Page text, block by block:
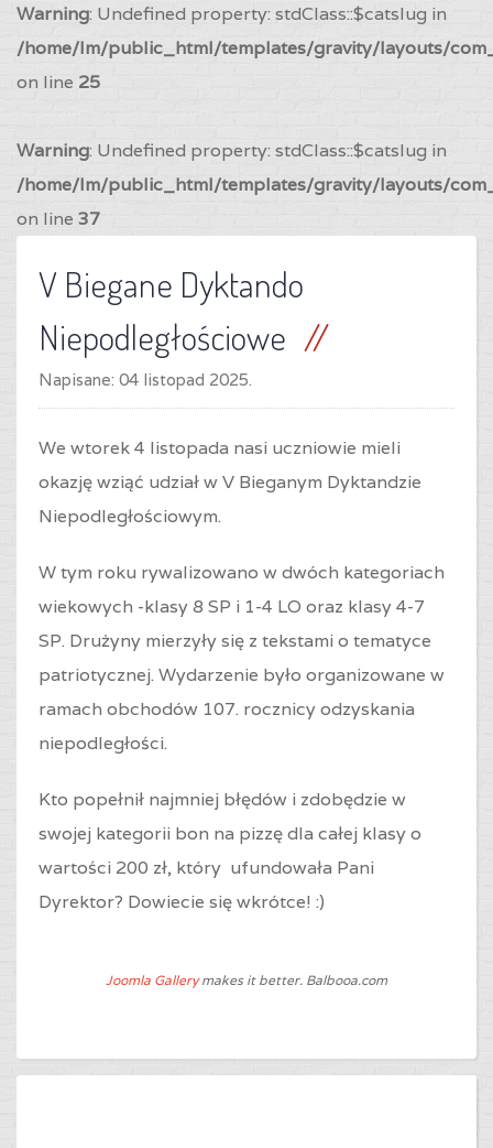
Warning: Undefined property: stdClass::$catslug in
/home/lm/public_html/templates/gravity/layouts/
on line 25
Warning: Undefined property: stdClass::$catslug in
/home/lm/public_html/templates/gravity/layouts/
on line 37
V Biegane Dyktando
Niepodległościowe
Napisane: 04 listopad 2025.
We wtorek 4 listopada nasi uczniowie mieli
okazję wziąć udział w V Bieganym Dyktandzie
Niepodległościowym.
W tym roku rywalizowano w dwóch kategoriach
wiekowych -klasy 8 SP i 1-4 LO oraz klasy 4-7
SP. Drużyny mierzyły się z tekstami o tematyce
patriotycznej. Wydarzenie było organizowane w
ramach obchodów 107. rocznicy odzyskania
niepodległości.
Kto popełnił najmniej błędów i zdobędzie w
swojej kategorii bon na pizzę dla całej klasy o
wartości 200 zł, który ufundowała Pani
Dyrektor? Dowiecie się wkrótce! :)
Joomla Gallerymakes it better. Balbooa.com